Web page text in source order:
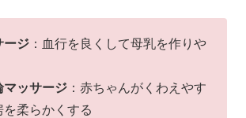
ジ ：血行を良くして母乳を作りや
ッサージ ：赤ちゃんがくわえやす
柔らかくする